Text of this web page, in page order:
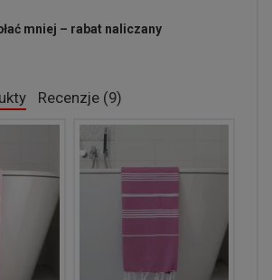
mniej – rabat naliczany
Recenzje (9)